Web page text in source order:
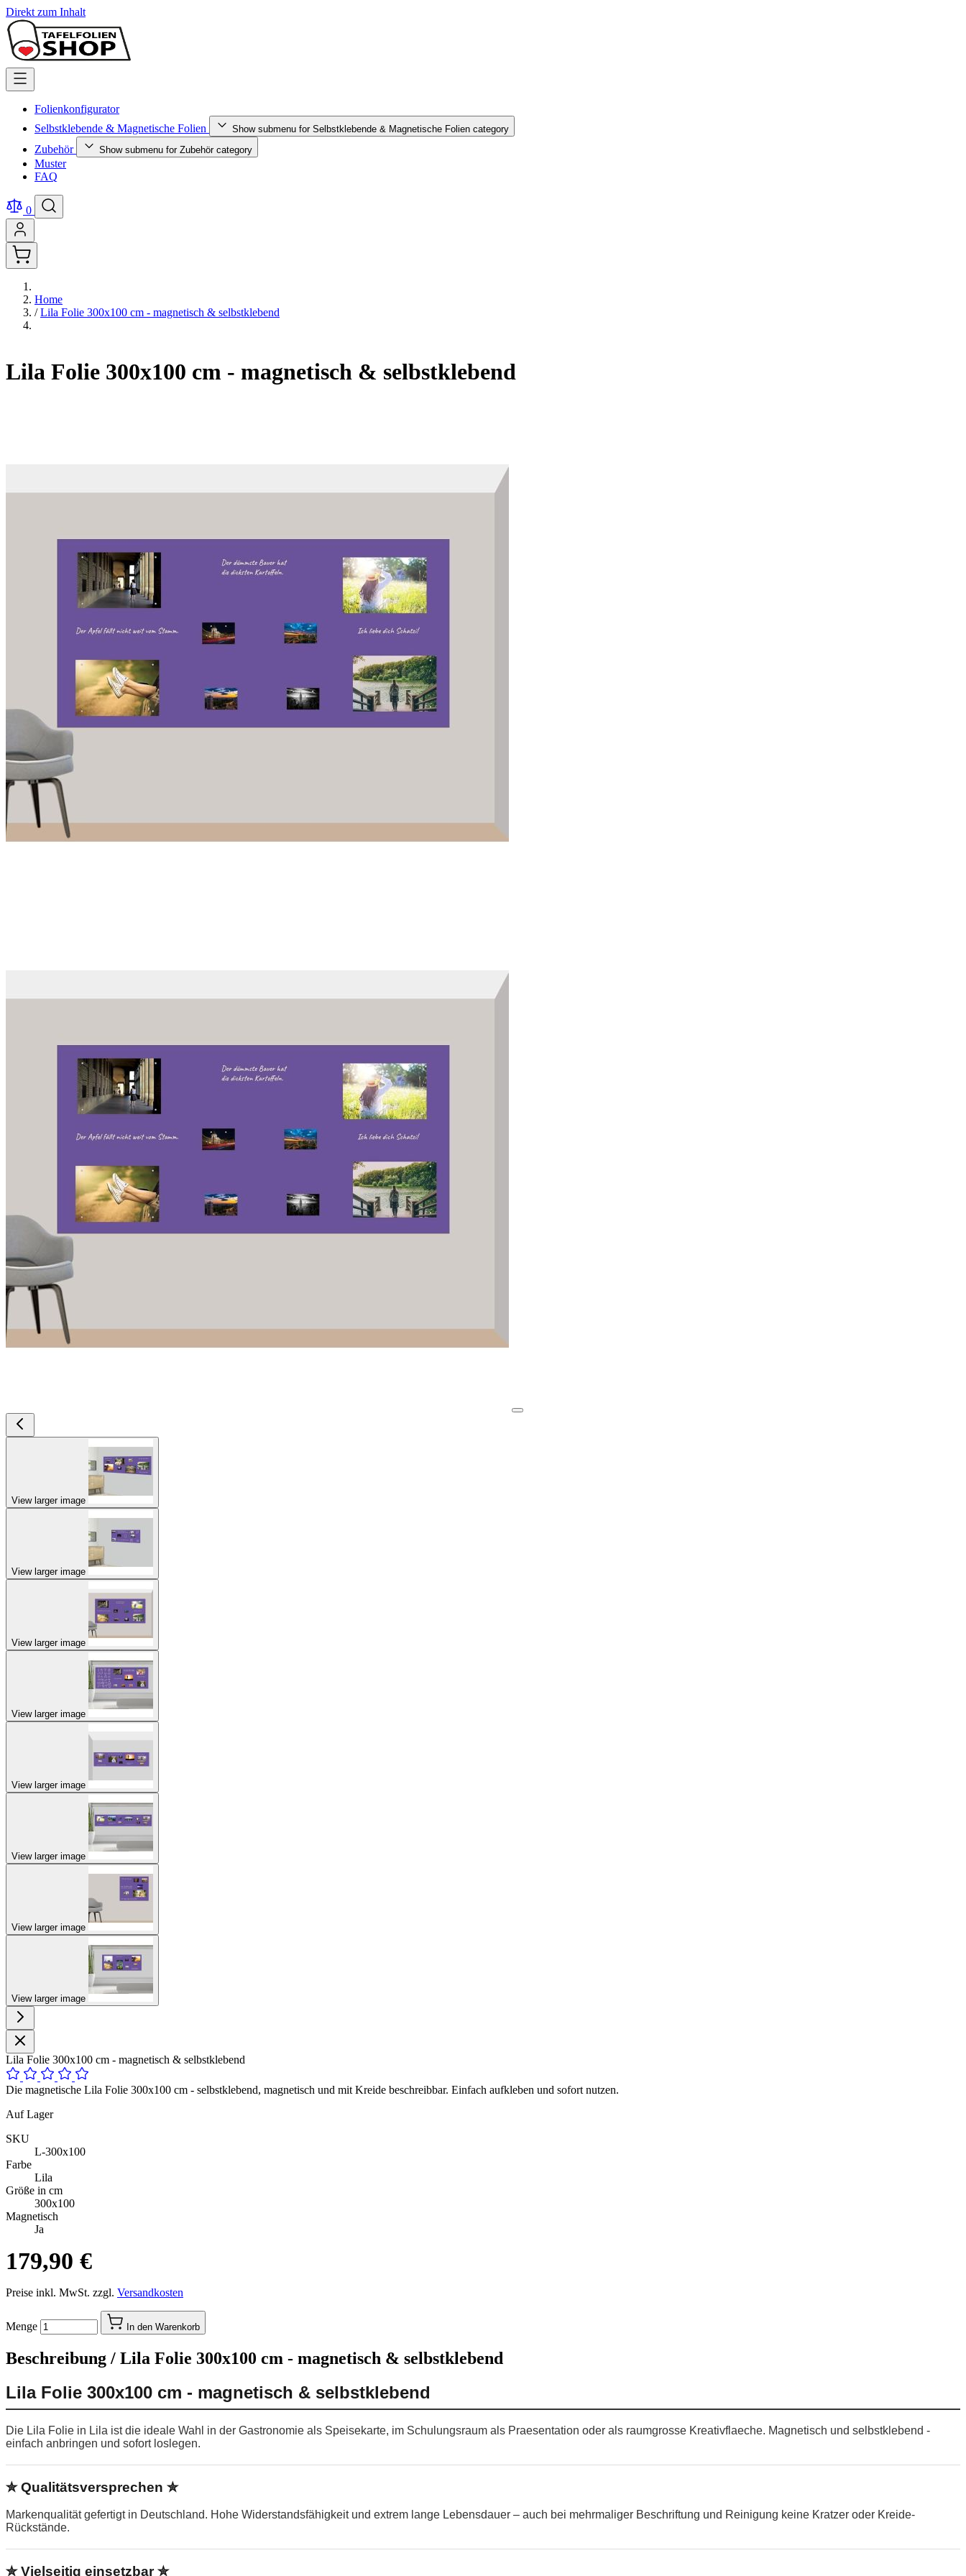
Direkt zum Inhalt
Folienkonfigurator
Selbstklebende & Magnetische Folien
Show submenu for Selbstklebende & Magnetische Folien category
Zubehör Show submenu for Zubehör category
Muster
FAQ
0
Home
/ Lila Folie 300x100 cm - magnetisch & selbstklebend
Lila Folie 300x100 cm - magnetisch & selbstklebend
View larger image
View larger image
View larger image
View larger image
View larger image
View larger image
View larger image
View larger image
Lila Folie 300x100 cm - magnetisch & selbstklebend
Die magnetische Lila Folie 300x100 cm - selbstklebend, magnetisch und mit Kreide beschreibbar. Einfach aufkleben und sofort nutzen.
Auf Lager
SKU
L-300x100
Farbe
Lila
Größe in cm
300x100
Magnetisch
Ja
179,90 €
Preise inkl. MwSt. zzgl. Versandkosten
Menge In den Warenkorb
Beschreibung / Lila Folie 300x100 cm - magnetisch & selbstklebend
Lila Folie 300x100 cm - magnetisch & selbstklebend
Die Lila Folie in Lila ist die ideale Wahl in der Gastronomie als Speisekarte, im Schulungsraum als Praesentation oder als raumgrosse Kreativflaeche. Magnetisch und selbstklebend -
einfach anbringen und sofort loslegen.
✮ Qualitätsversprechen ✮
Markenqualität gefertigt in Deutschland. Hohe Widerstandsfähigkeit und extrem lange Lebensdauer – auch bei mehrmaliger Beschriftung und Reinigung keine Kratzer oder Kreide-
Rückstände.
✮ Vielseitig einsetzbar ✮